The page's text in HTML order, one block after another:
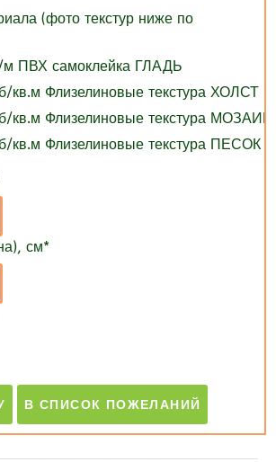
(фото текстур ниже по
м ПВХ самоклейка ГЛАДЬ
кв.м Флизелиновые текстура ХОЛСТ
кв.м Флизелиновые текстура
кв.м Флизелиновые текстура ПЕСОК
см*